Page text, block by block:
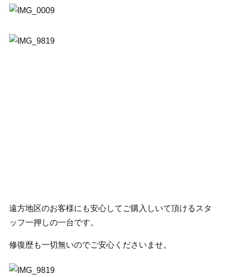
遠方地区のお客様にも安心してご購入しいて頂けるスタ
ッフ一押しの一台です。
修復歴も一切無いのでご安心くださいませ。